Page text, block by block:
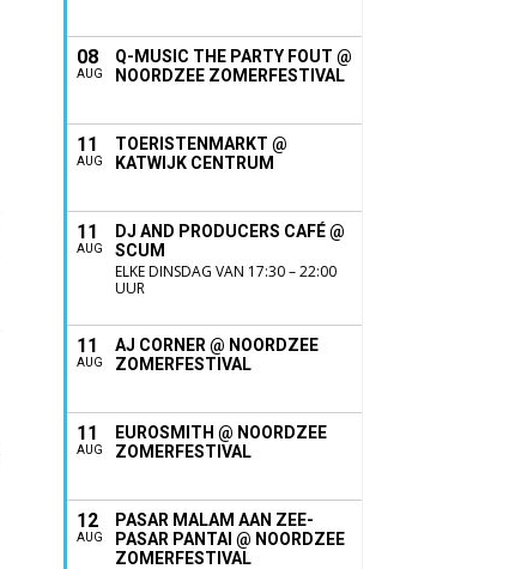
08
AUG
Q-MUSIC THE PARTY FOUT @
NOORDZEE ZOMERFESTIVAL
11
AUG
TOERISTENMARKT @
KATWIJK CENTRUM
11
AUG
DJ AND PRODUCERS CAFÉ @
SCUM
ELKE DINSDAG VAN 17:30 – 22:00
UUR
11
AUG
AJ CORNER @ NOORDZEE
ZOMERFESTIVAL
11
AUG
EUROSMITH @ NOORDZEE
ZOMERFESTIVAL
12
AUG
PASAR MALAM AAN ZEE-
PASAR PANTAI @ NOORDZEE
ZOMERFESTIVAL